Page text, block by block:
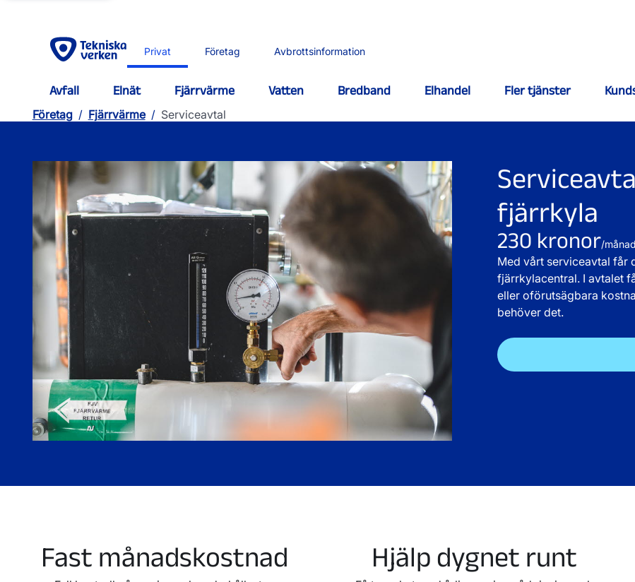
Privat Företag Avbrottsinformation
Avfall Elnät Fjärrvärme Vatten Bredband Elhandel Fler tjänster
Företag / Fjärrvärme / Serviceavtal
fjärrkyla
230 kronor/månad
Med vårt serviceavtal får
fjärrkylacentral. I avtalet
eller oförutsägbara
behöver det.
Fast månadskostnad Hjälp dygnet runt